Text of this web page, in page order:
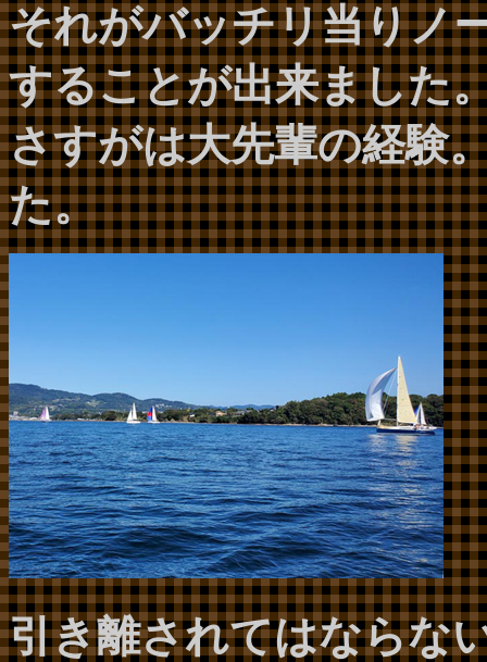
それがバッチリ当りノ
することが出来ました
さすがは大先輩の経験
た。
引き離されてはならな